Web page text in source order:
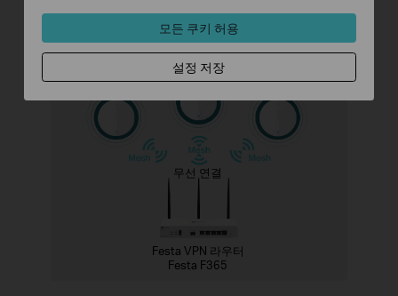
액세스 포인트
Festa
액세스 포인트
액세스 포인트
무선 연결
Festa VPN 라우터
Festa F365
모든 쿠키 허용
설정 저장